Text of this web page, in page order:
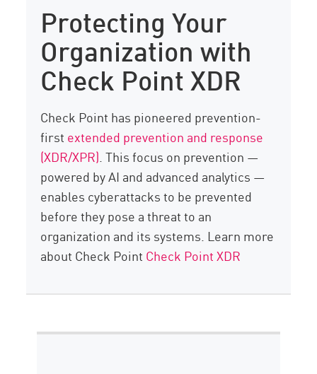
Protecting Your
Organization with
Check Point XDR
Check Point has pioneered prevention-
first extended prevention and response
(XDR/XPR). This focus on prevention —
powered by AI and advanced analytics —
enables cyberattacks to be prevented
before they pose a threat to an
organization and its systems. Learn more
about Check Point Check Point XDR